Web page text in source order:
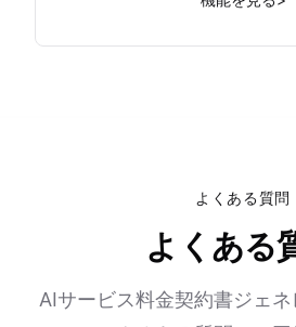
よくある質問
よくある
AIサービス料金契約書ジェ